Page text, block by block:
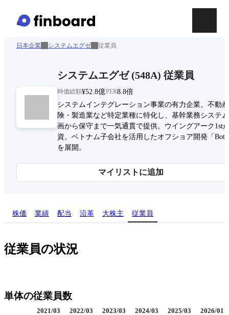
日本企業 システムエグゼ 従業員
システムエグゼ(548A) 従業員
時価総額¥52.8億PER8.8倍
システムインテグレーション事業の有力企業。不動
険・製造業など特定業種に特化し、基幹業務システ
画から保守まで一気通貫で提供。ウイングアーク1st
資。ベトナム子会社を活用したオフショア開発「
を展開。
マイリストに追加
株価 業績 配当 沿革 大株主 従業員
従業員の状況
単体の従業員数
2021/03 2022/03 2023/03 2024/03 2025/03 2026/01